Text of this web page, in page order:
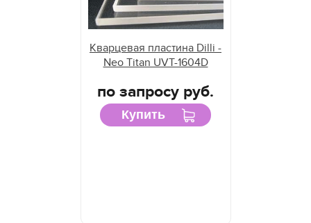
Кварцевая пластина Dilli -
Neo Titan UVT-1604D
по запросу руб.
Купить